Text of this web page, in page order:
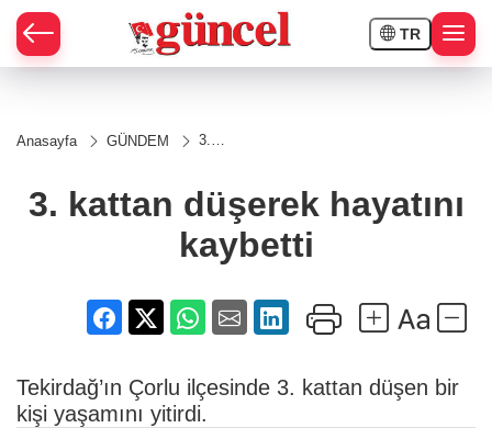
TR
Anasayfa GÜNDEM
3.
hayatını
kaybetti
3. kattan düşerek hayatını
kaybetti
Tekirdağ’ın Çorlu ilçesinde 3. kattan düşen bir
kişi yaşamını yitirdi.